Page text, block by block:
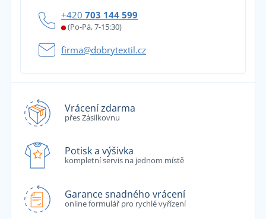
+420 703 144 599
(Po-Pá, 7-15:30)
firma@dobrytextil.cz
Vrácení zdarma
přes Zásilkovnu
Potisk a výšivka
kompletní servis na jednom místě
Garance snadného vrácení
online formulář pro rychlé vyřízení